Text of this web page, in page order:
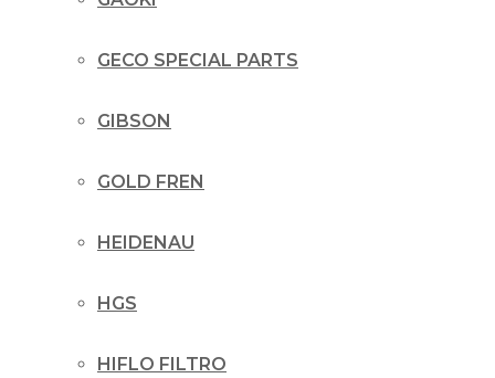
GECO SPECIAL PARTS
GIBSON
GOLD FREN
HEIDENAU
HGS
HIFLO FILTRO